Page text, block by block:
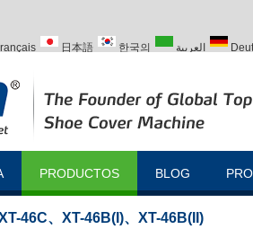
日本語 한국의 العربية
PRODUCTOS BLOG
46C、 XT-46B(I)、 XT-46B(II)